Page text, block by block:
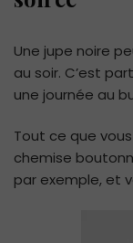
Une jupe noire
au soir. C’est
une journée au
Tout ce que
chemise
par exemple, et